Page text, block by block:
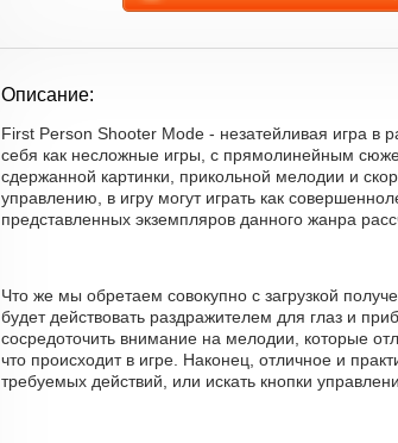
Описание:
First Person Shooter Mode - незатейливая игра в
себя как несложные игры, с прямолинейным
сдержанной картинки, прикольной мелодии и
управлению, в игру могут играть как
представленных экземпляров данного жанра
Что же мы обретаем совокупно с загрузкой
будет действовать раздражителем для глаз и
сосредоточить внимание на мелодии, которые
что происходит в игре. Наконец, отличное и
требуемых действий, или искать кнопки